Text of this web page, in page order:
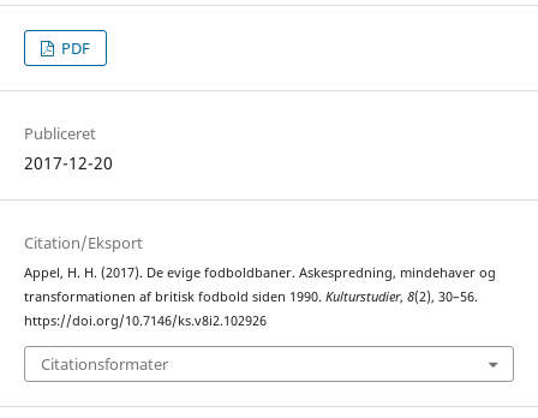
PDF
Publiceret
2017-12-20
Citation/Eksport
Appel, H. H. (2017). De evige fodboldbaner. Askespredning, mindehaver og
transformationen af britisk fodbold siden 1990. Kulturstudier, 8(2), 30–56.
https://doi.org/10.7146/ks.v8i2.102926
Citationsformater